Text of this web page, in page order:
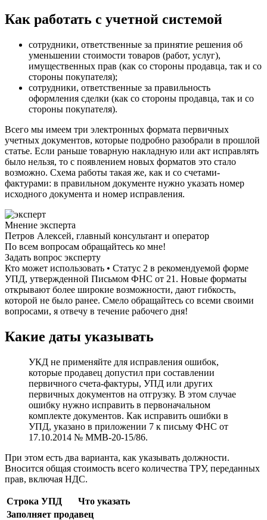
Как работать с учетной системой
сотрудники, ответственные за принятие решения об
уменьшении стоимости товаров (работ, услуг),
имущественных прав (как со стороны продавца, так и со
стороны покупателя);
сотрудники, ответственные за правильность
оформления сделки (как со стороны продавца, так и со
стороны покупателя).
Всего мы имеем три электронных формата первичных
учетных документов, которые подробно разобрали в прошлой
статье. Если раньше товарную накладную или акт исправлять
было нельзя, то с появлением новых форматов это стало
возможно. Схема работы такая же, как и со счетами-
фактурами: в правильном документе нужно указать номер
исходного документа и номер исправления.
Мнение эксперта
Петров Алексей, главный консультант и оператор
По всем вопросам обращайтесь ко мне!
Задать вопрос эксперту
Кто может использовать • Статус 2 в рекомендуемой форме
УПД, утвержденной Письмом ФНС от 21. Новые форматы
открывают более широкие возможности, дают гибкость,
которой не было ранее. Смело обращайтесь со всеми своими
вопросами, я отвечу в течение рабочего дня!
Какие даты указывать
УКД не применяйте для исправления ошибок,
которые продавец допустил при составлении
первичного счета-фактуры, УПД или других
первичных документов на отгрузку. В этом случае
ошибку нужно исправить в первоначальном
комплекте документов. Как исправить ошибки в
УПД, указано в приложении 7 к письму ФНС от
17.10.2014 № ММВ-20-15/86.
При этом есть два варианта, как указывать должности.
Вносится общая стоимость всего количества ТРУ, переданных
прав, включая НДС.
Строка УПД
Что указать
Заполняет продавец